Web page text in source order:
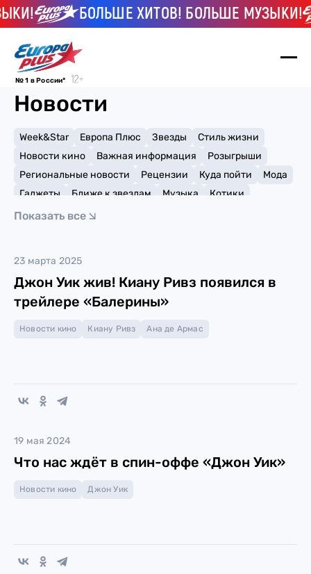
БОЛЬШЕ ХИТОВ! БОЛЬШЕ МУЗЫКИ!
№ 1 в России*
Новости
Week&Star Европа Плюс Звезды
Стиль жизни
Новости кино
Важная информация
Розыгрыши
Региональные новости
Рецензии Куда пойти
Мода
Гаджеты
Ближе к звездам Музыка
Котики
Мемы и тренды
Показать все
23 марта 2025
Джон Уик жив! Киану Ривз появился в
трейлере «Балерины»
Новости кино Киану Ривз Ана де Армас
19 мая 2024
Что нас ждёт в спин-оффе «Джон Уик»
Новости кино Джон Уик